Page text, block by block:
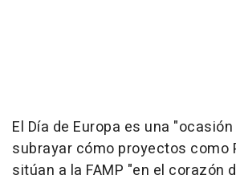
El Día de Europa es una
subrayar cómo proyectos como
sitúan a la FAMP "en el corazón